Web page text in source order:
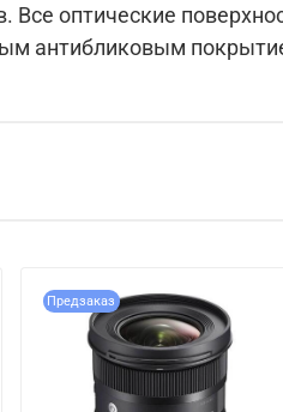
оптические
антибликовым
Предзаказ